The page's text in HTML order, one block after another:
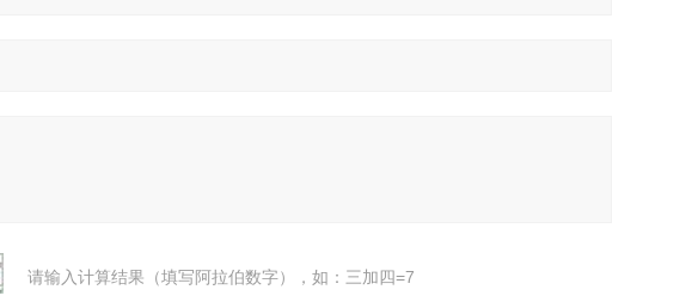
请输入计算结果（填写阿拉伯数字），如：三加四=7